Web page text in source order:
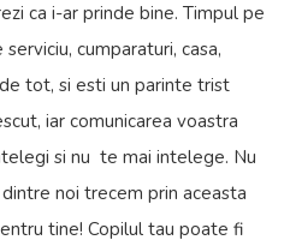
ca i-ar prinde bine. Timpul pe
cumparaturi, casa,
tot, si esti un parinte trist
iar comunicarea voastra
si nu te mai intelege. Nu
noi trecem prin aceasta
tine! Copilul tau poate fi